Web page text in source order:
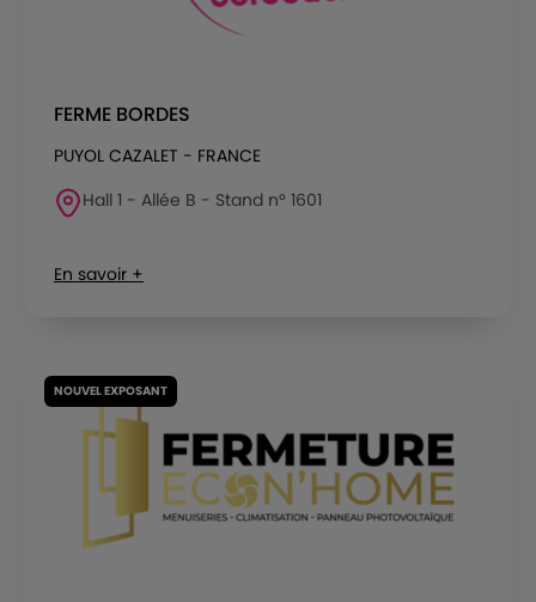
FERME BORDES
PUYOL CAZALET - FRANCE
Hall 1 - Allée B - Stand n° 1601
En savoir +
NOUVEL EXPOSANT